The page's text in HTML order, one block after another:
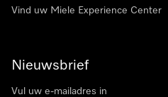
Vind uw Miele Experience Center
Nieuwsbrief